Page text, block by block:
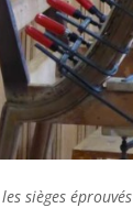
sièges